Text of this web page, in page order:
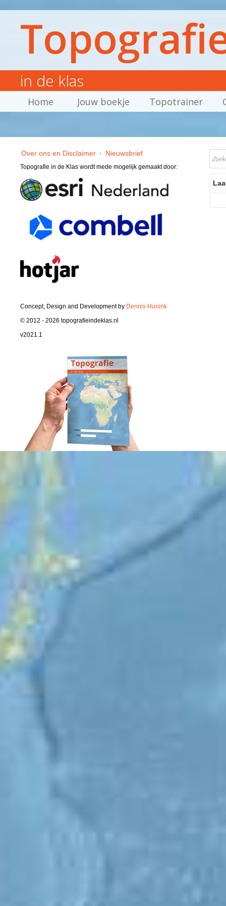
in de klas
Home Jouw boekje Topotrainer
Over ons en Disclaimer · Nieuwsbrief
Topografie in de Klas wordt mede mogelijk gemaakt door:
Concept, Design and Development by Dennis Hunink
© 2012 - 2026 topografieindeklas.nl
v2021.1